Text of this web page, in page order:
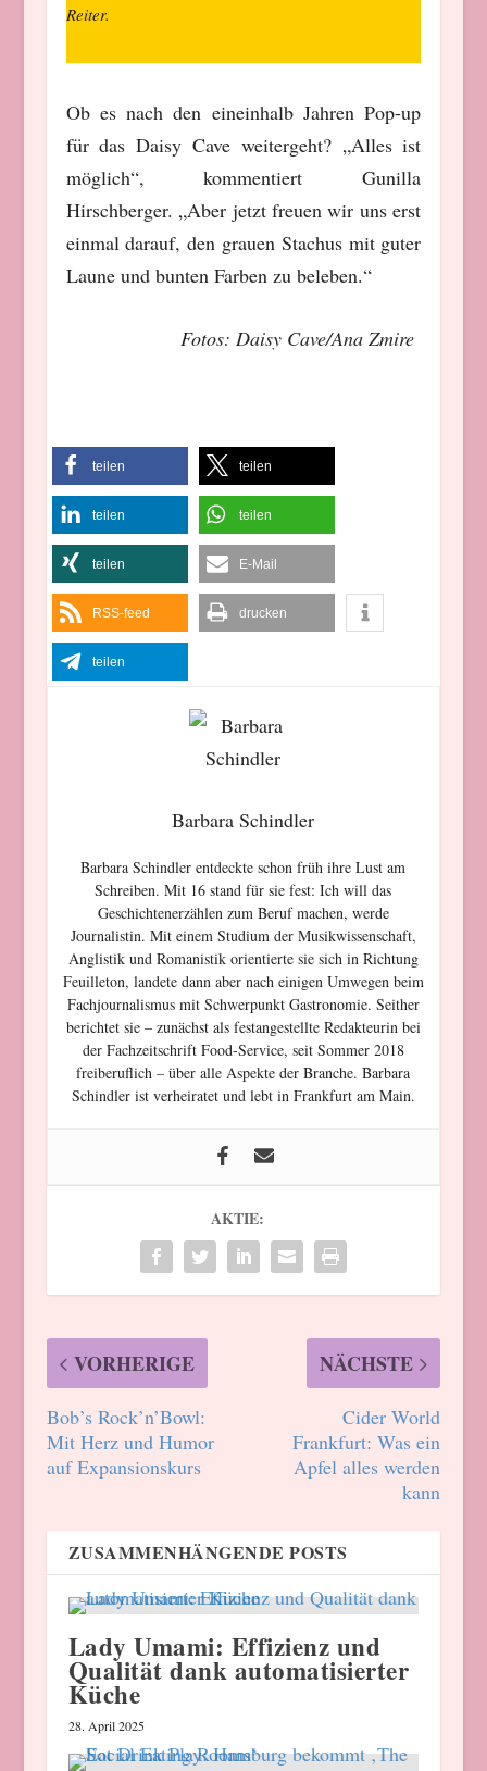
Reiter.
Ob es nach den eineinhalb Jahren Pop-up
für das Daisy Cave weitergeht? „Alles ist
möglich“, kommentiert Gunilla
Hirschberger. „Aber jetzt freuen wir uns erst
einmal darauf, den grauen Stachus mit guter
Laune und bunten Farben zu beleben.“
Fotos: Daisy Cave/Ana Zmire
teilen teilen
teilen teilen
teilen E-Mail
RSS-feed drucken
teilen
Barbara Schindler
Barbara Schindler entdeckte schon früh ihre Lust am
Schreiben. Mit 16 stand für sie fest: Ich will das
Geschichtenerzählen zum Beruf machen, werde
Journalistin. Mit einem Studium der Musikwissenschaft,
Anglistik und Romanistik orientierte sie sich in Richtung
Feuilleton, landete dann aber nach einigen Umwegen beim
Fachjournalismus mit Schwerpunkt Gastronomie. Seither
berichtet sie – zunächst als festangestellte Redakteurin bei
der Fachzeitschrift Food-Service, seit Sommer 2018
freiberuflich – über alle Aspekte der Branche. Barbara
Schindler ist verheiratet und lebt in Frankfurt am Main.
AKTIE:
VORHERIGE
Bob’s Rock’n’Bowl:
Mit Herz und Humor
auf Expansionskurs
NÄCHSTE
Cider World
Frankfurt: Was ein
Apfel alles werden
kann
ZUSAMMENHÄNGENDE POSTS
Lady Umami: Effizienz und
Qualität dank automatisierter
Küche
28. April 2025